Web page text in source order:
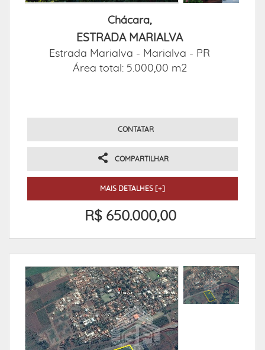
Chácara,
ESTRADA MARIALVA
Estrada Marialva - Marialva - PR
Área total: 5.000,00 m2
CONTATAR
COMPARTILHAR
MAIS DETALHES [+]
R$ 650.000,00